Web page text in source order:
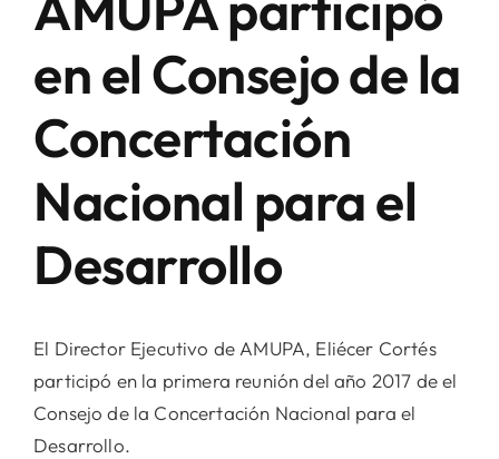
en el Consejo de la
Concertación
Nacional para el
Desarrollo
El Director Ejecutivo de AMUPA, Eliécer Cortés
participó en la primera reunión del año 2017 de el
Consejo de la Concertación Nacional para el
Desarrollo.